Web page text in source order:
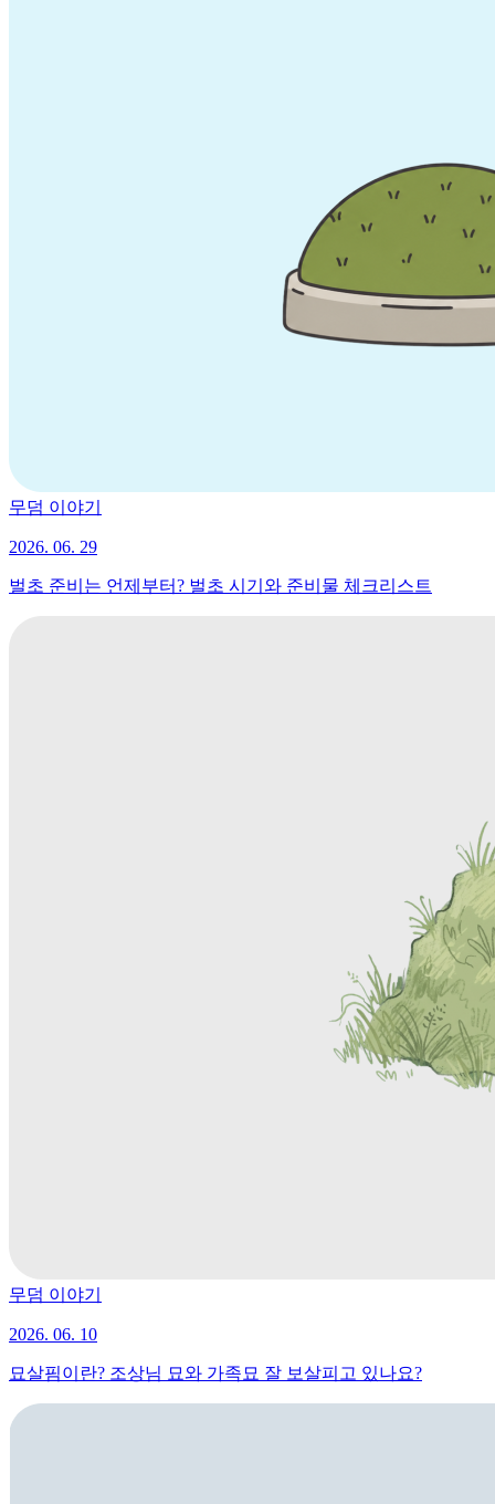
무덤 이야기
2026. 06. 29
벌초 준비는 언제부터? 벌초 시기와 준비물 체크리스트
무덤 이야기
2026. 06. 10
묘살핌이란? 조상님 묘와 가족묘 잘 보살피고 있나요?